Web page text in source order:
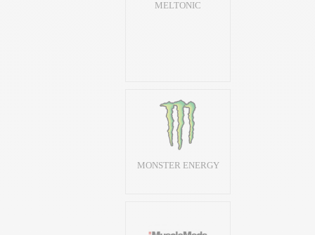
MELTONIC
MONSTER ENERGY